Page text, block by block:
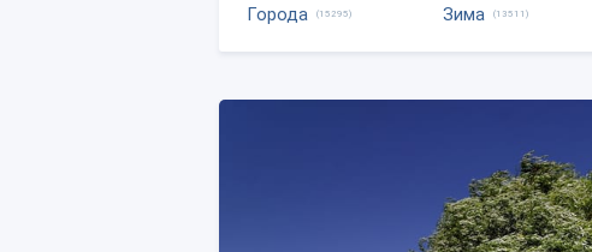
Города (15295) Зима (13511)